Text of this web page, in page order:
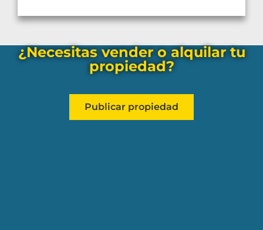
¿Necesitas vender o alquilar tu
propiedad?
Publicar propiedad